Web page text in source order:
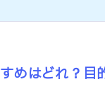
めはどれ？目